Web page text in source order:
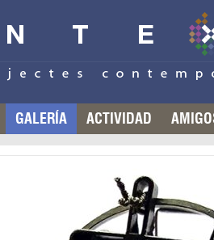
GALERÍA ACTIVIDAD